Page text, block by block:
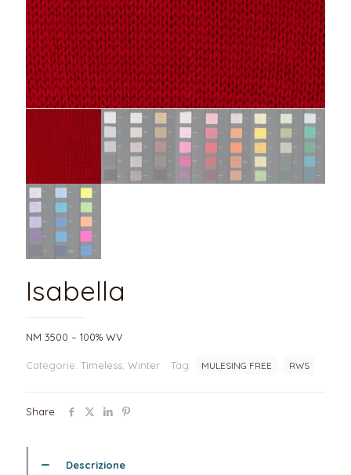
Isabella
NM 3500 – 100% WV
Categorie: Timeless Winter Tag: MULESING FREE RWS
Share
Descrizione